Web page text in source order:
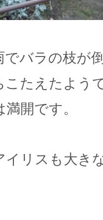
でバラの枝が
こたえたよう
開です。
イリスも大き